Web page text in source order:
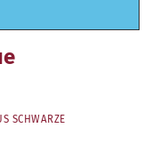
SCHWARZE